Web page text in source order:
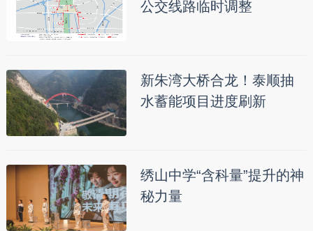
公交线路临时调整
新朱湾大桥合龙！泰顺抽
水蓄能项目进度刷新
绣山中学“含科量”提升的神
秘力量